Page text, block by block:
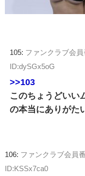
105: ファンクラブ会員
ID:dySGx5oG
>>103
このちょうどいい
の本当にありがた
106: ファンクラブ会員
ID:KSSx7ca0